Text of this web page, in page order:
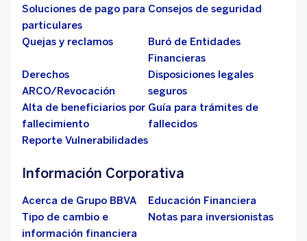
Soluciones de pago para
particulares
Consejos de seguridad
Quejas y reclamos
Buró de Entidades
Financieras
Derechos
ARCO/Revocación
Disposiciones legales
seguros
Alta de beneficiarios por
fallecimiento
Guía para trámites de
fallecidos
Reporte Vulnerabilidades
Información Corporativa
Acerca de Grupo BBVA
Educación Financiera
Tipo de cambio e
información financiera
Notas para inversionistas